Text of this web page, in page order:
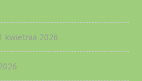
kwietnia 2026